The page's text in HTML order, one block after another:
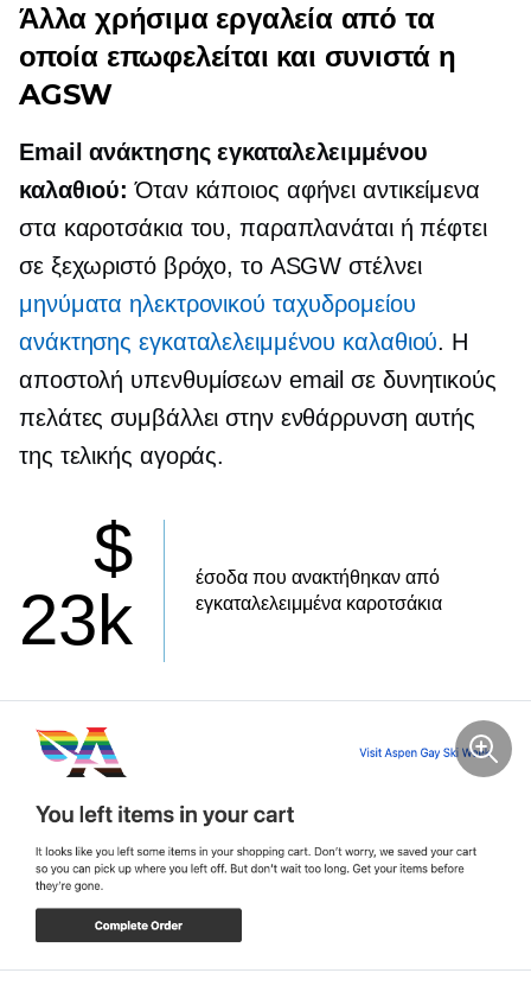
Άλλα χρήσιμα εργαλεία από τα
οποία επωφελείται και συνιστά η
AGSW
Email ανάκτησης εγκαταλελειμμένου
καλαθιού:Όταν κάποιος αφήνει αντικείμενα
στα καροτσάκια του, παραπλανάται ή πέφτει
σε ξεχωριστό βρόχο, το ASGW στέλνει
μηνύματα ηλεκτρονικού ταχυδρομείου
ανάκτησης εγκαταλελειμμένου καλαθιού. Η
αποστολή υπενθυμίσεων email σε δυνητικούς
πελάτες συμβάλλει στην ενθάρρυνση αυτής
της τελικής αγοράς.
$
23k
έσοδα που ανακτήθηκαν από
εγκαταλελειμμένα καροτσάκια